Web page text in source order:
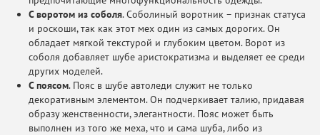
С воротом из соболя. Соболиный воротник – признак статуса
и роскоши, так как этот мех один из самых дорогих. Он
обладает мягкой текстурой и глубоким цветом. Ворот из
соболя добавляет шубе аристократизма и выделяет ее среди
других моделей.
С поясом. Пояс в шубе автоледи служит не только
декоративным элементом. Он подчеркивает талию, придавая
образу женственности, элегантности. Пояс может быть
выполнен из того же меха, что и сама шуба, либо из